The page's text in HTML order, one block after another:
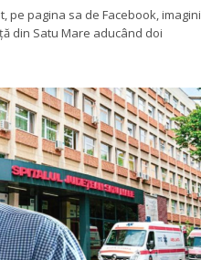
pe pagina sa de Facebook, imagini
din Satu Mare aducând doi